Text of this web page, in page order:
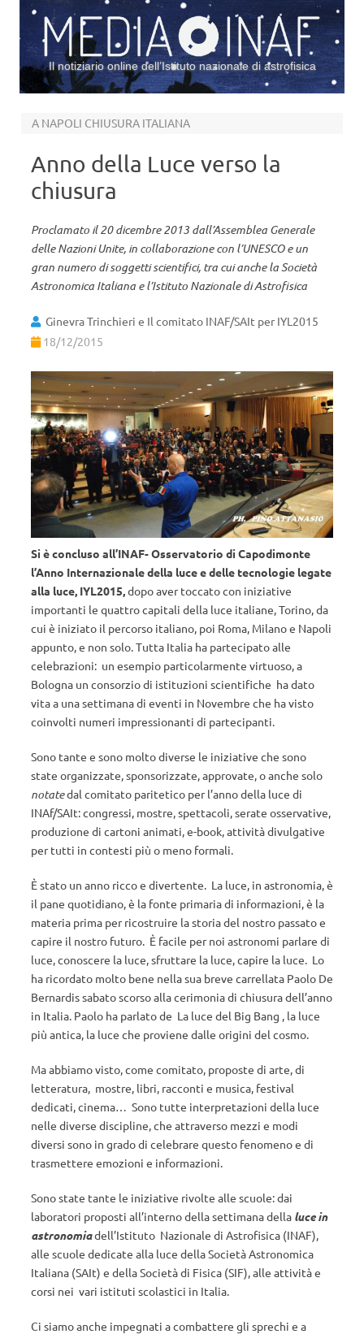
Il notiziario online dell’Istituto nazionale di astrofisica
A NAPOLI CHIUSURA ITALIANA
Anno della Luce verso la
chiusura
Proclamato il 20 dicembre 2013 dall’Assemblea Generale
delle Nazioni Unite, in collaborazione con l’UNESCO e un
gran numero di soggetti scientifici, tra cui anche la Società
Astronomica Italiana e l’Istituto Nazionale di Astrofisica
Ginevra Trinchieri e Il comitato INAF/SAIt per IYL2015
18/12/2015
Si è concluso all’INAF- Osservatorio di Capodimonte
l’Anno Internazionale della luce e delle tecnologie legate
alla luce, IYL2015, dopo aver toccato con iniziative
importanti le quattro capitali della luce italiane, Torino, da
cui è iniziato il percorso italiano, poi Roma, Milano e Napoli
appunto, e non solo. Tutta Italia ha partecipato alle
celebrazioni: un esempio particolarmente virtuoso, a
Bologna un consorzio di istituzioni scientifiche ha dato
vita a una settimana di eventi in Novembre che ha visto
coinvolti numeri impressionanti di partecipanti.
Sono tante e sono molto diverse le iniziative che sono
state organizzate, sponsorizzate, approvate, o anche solo
notatedal comitato paritetico per l’anno della luce di
INAf/SAIt: congressi, mostre, spettacoli, serate osservative,
produzione di cartoni animati, e-book, attività divulgative
per tutti in contesti più o meno formali.
È stato un anno ricco e divertente. La luce, in astronomia, è
il pane quotidiano, è la fonte primaria di informazioni, è la
materia prima per ricostruire la storia del nostro passato e
capire il nostro futuro. È facile per noi astronomi parlare di
luce, conoscere la luce, sfruttare la luce, capire la luce. Lo
ha ricordato molto bene nella sua breve carrellata Paolo De
Bernardis sabato scorso alla cerimonia di chiusura dell’anno
in Italia. Paolo ha parlato de La luce del Big Bang , la luce
più antica, la luce che proviene dalle origini del cosmo.
Ma abbiamo visto, come comitato, proposte di arte, di
letteratura, mostre, libri, racconti e musica, festival
dedicati, cinema… Sono tutte interpretazioni della luce
nelle diverse discipline, che attraverso mezzi e modi
diversi sono in grado di celebrare questo fenomeno e di
trasmettere emozioni e informazioni.
Sono state tante le iniziative rivolte alle scuole: dai
laboratori proposti all’interno della settimana della luce in
astronomiadell’Istituto Nazionale di Astrofisica (INAF),
alle scuole dedicate alla luce della Società Astronomica
Italiana (SAIt) e della Società di Fisica (SIF), alle attività e
corsi nei vari istituti scolastici in Italia.
Ci siamo anche impegnati a combattere gli sprechi e a